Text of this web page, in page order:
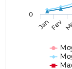
JanFev
0